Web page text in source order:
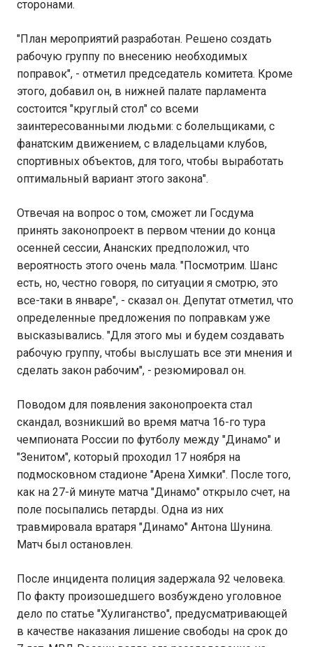
сторонами.
"План мероприятий разработан. Решено создать
рабочую группу по внесению необходимых
поправок", - отметил председатель комитета. Кроме
этого, добавил он, в нижней палате парламента
состоится "круглый стол" со всеми
заинтересованными людьми: с болельщиками, с
фанатским движением, с владельцами клубов,
спортивных объектов, для того, чтобы выработать
оптимальный вариант этого закона".
Отвечая на вопрос о том, сможет ли Госдума
принять законопроект в первом чтении до конца
осенней сессии, Ананских предположил, что
вероятность этого очень мала. "Посмотрим. Шанс
есть, но, честно говоря, по ситуации я смотрю, это
все-таки в январе", - сказал он. Депутат отметил, что
определенные предложения по поправкам уже
высказывались. "Для этого мы и будем создавать
рабочую группу, чтобы выслушать все эти мнения и
сделать закон рабочим", - резюмировал он.
Поводом для появления законопроекта стал
скандал, возникший во время матча 16-го тура
чемпионата России по футболу между "Динамо" и
"Зенитом", который проходил 17 ноября на
подмосковном стадионе "Арена Химки". После того,
как на 27-й минуте матча "Динамо" открыло счет, на
поле посыпались петарды. Одна из них
травмировала вратаря "Динамо" Антона Шунина.
Матч был остановлен.
После инцидента полиция задержала 92 человека.
По факту произошедшего возбуждено уголовное
дело по статье "Хулиганство", предусматривающей
в качестве наказания лишение свободы на срок до